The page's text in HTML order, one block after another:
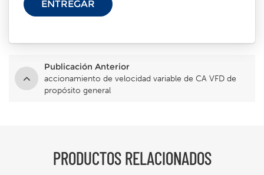
Publicación Anterior
accionamiento de velocidad variable de CA VFD de
propósito general
PRODUCTOS RELACIONADOS